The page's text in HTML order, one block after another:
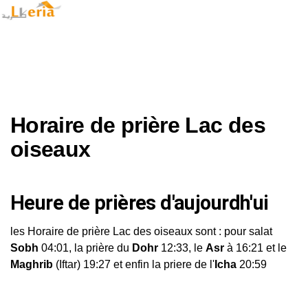
Horaire de prière Lac des
oiseaux
Heure de prières d'aujourdh'ui
les Horaire de prière Lac des oiseaux sont : pour salat
Sobh 04:01, la prière du Dohr 12:33, le Asr à 16:21 et le
Maghrib (Iftar) 19:27 et enfin la priere de l' Icha 20:59